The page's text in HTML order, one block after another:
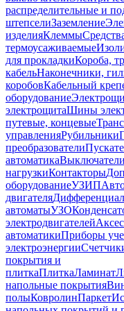
распределительные и
штепселиЗаземление
изделияКлеммы
термоусаживаемые
для прокладкиКороба,
кабельНаконечники,
коробовКабельный
оборудование
электрощитаШины
путевые, концевые
управленияРубильники
преобразователи
автоматика
нагрузкиКонтакторы
оборудованиеУЗИП
двигателя
автоматыУЗО
электродвигателей
автоматикиПриборы
электроэнергии
покрытия и
плиткаПлиткаЛаминат
напольные покрытия
полыКовролинПаркет